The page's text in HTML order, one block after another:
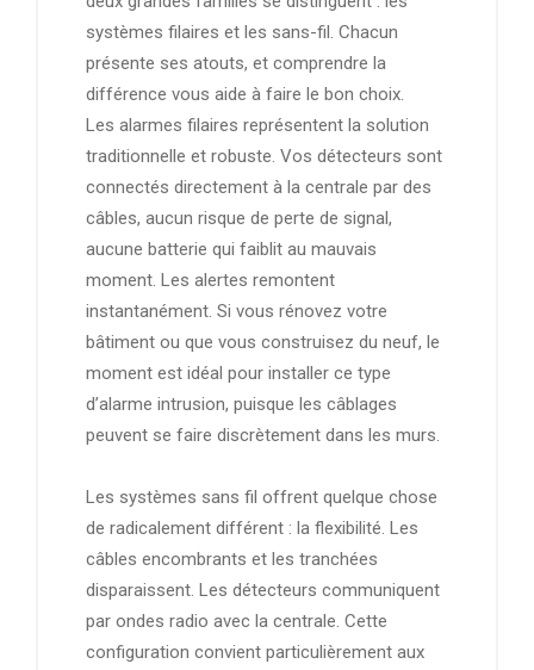
systèmes filaires et les sans-fil. Chacun
présente ses atouts, et comprendre la
différence vous aide à faire le bon choix.
Les alarmes filaires représentent la solution
traditionnelle et robuste. Vos détecteurs sont
connectés directement à la centrale par des
câbles, aucun risque de perte de signal,
aucune batterie qui faiblit au mauvais
moment. Les alertes remontent
instantanément. Si vous rénovez votre
bâtiment ou que vous construisez du neuf, le
moment est idéal pour installer ce type
d’alarme intrusion, puisque les câblages
peuvent se faire discrètement dans les murs.
Les systèmes sans fil offrent quelque chose
de radicalement différent : la flexibilité. Les
câbles encombrants et les tranchées
disparaissent. Les détecteurs communiquent
par ondes radio avec la centrale. Cette
configuration convient particulièrement aux